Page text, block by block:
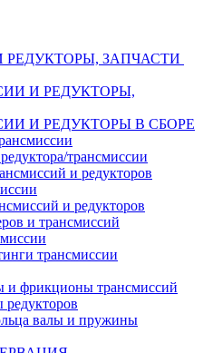
ЗАПЧАСТИ
И РЕДУКТОРЫ,
И РЕДУКТОРЫ В СБОРЕ
трансмиссии
и редукторов
и редукторов
и трансмиссий
трансмиссии
и фрикционы трансмиссий
редукторов
валы и пружины